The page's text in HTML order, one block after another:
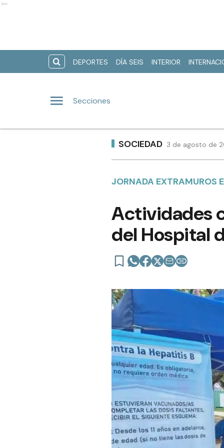
Ads
DEPORTES DÍA SEIS INTERIOR
Secciones
SOCIEDAD 3 de agosto de
JORNADA EXTRAMUROS
Actividades
del Hospital